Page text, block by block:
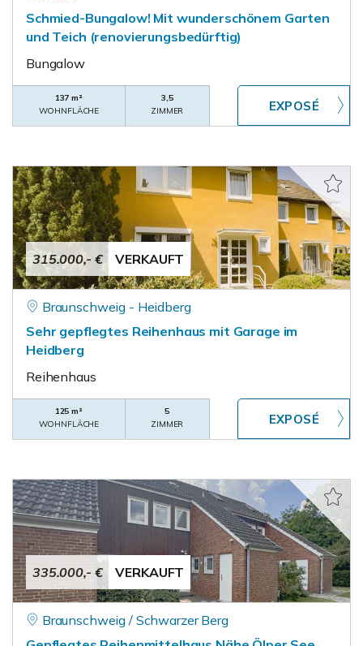
Schmied-Bungalow! Mit wunderschönem Garten
und Teich (renovierungsbedürftig)
Bungalow
137 m²
WOHNFLÄCHE
3,5
ZIMMER
315.000,- € VERKAUFT
Braunschweig - Heidberg
Sehr gepflegtes Reihenhaus mit Garage im
Heidberg
Reihenhaus
125 m²
WOHNFLÄCHE
5
ZIMMER
335.000,- € VERKAUFT
Braunschweig / Schwarzer Berg